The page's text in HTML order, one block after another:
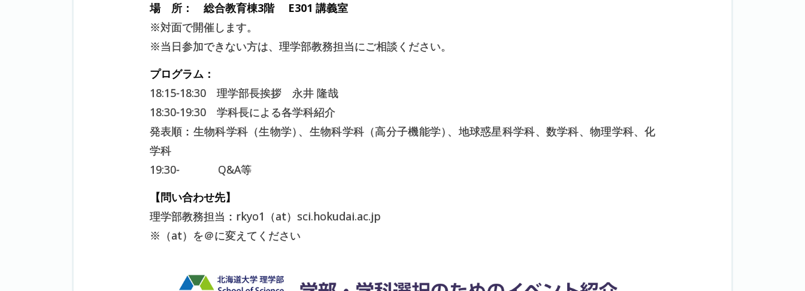
場 所： 総合教育棟3階 E301 講義室
※対面で開催します。
※当日参加できない方は、理学部教務担当にご相談ください。
プログラム：
18:15-18:30 理学部長挨拶 永井 隆哉
18:30-19:30 学科長による各学科紹介
発表順：生物科学科（生物学） 、生物科学科（高分子機能学） 、地球惑星科学科、数学科、物理学科、化
学科
19:30- Q&A等
【問い合わせ先】
理学部教務担当：rkyo1（at）sci.hokudai.ac.jp
※（at）を＠に変えてください